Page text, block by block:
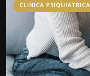
CLINICA PSIQUIATRICA